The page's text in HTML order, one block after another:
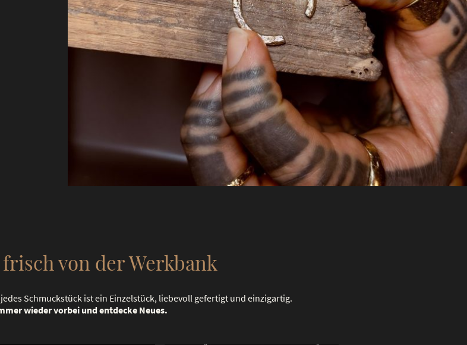
von der Werkbank
Schmuckstück ist ein Einzelstück, liebevoll gefertigt und einzigartig.
wieder vorbei und entdecke Neues.